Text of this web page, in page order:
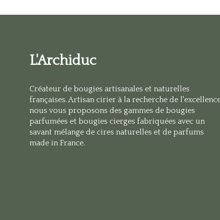
L'Archiduc
Créateur de bougies artisanales et naturelles
françaises. Artisan cirier à la recherche de
nous vous proposons des gammes de bougies
parfumées et bougies cierges fabriquées avec un
savant mélange de cires naturelles et de parfums
made in France.